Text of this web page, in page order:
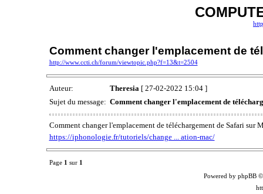
Comment changer l'emplacement de
http://www.ccti.ch/forum/viewtopic.php?f=13&t=2504
Auteur: Theresia[ 27-02-2022 15:04 ]
Sujet du message: Comment changer l'emplacement de
Comment changer l'emplacement de téléchargement de Safari sur
https://iphonologie.fr/tutoriels/change ... ation-mac/
Page 1 sur 1
Powered by phpBB